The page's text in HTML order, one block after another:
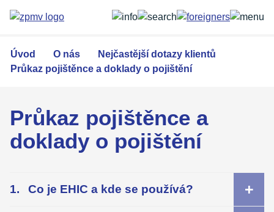
obsahu
Úvod O nás
Nejčastější dotazy klientů
Průkaz pojištěnce a doklady o pojištění
Průkaz pojištěnce a
doklady o pojištění
Co je EHIC a kde se používá?